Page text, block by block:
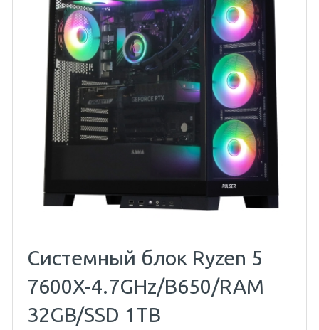
Системный блок Ryzen 5
7600X-4.7GHz/B650/RAM
32GB/SSD 1TB